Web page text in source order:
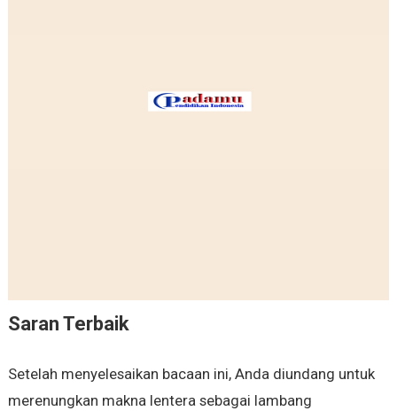
Saran Terbaik
Setelah menyelesaikan bacaan ini, Anda diundang untuk
merenungkan makna lentera sebagai lambang